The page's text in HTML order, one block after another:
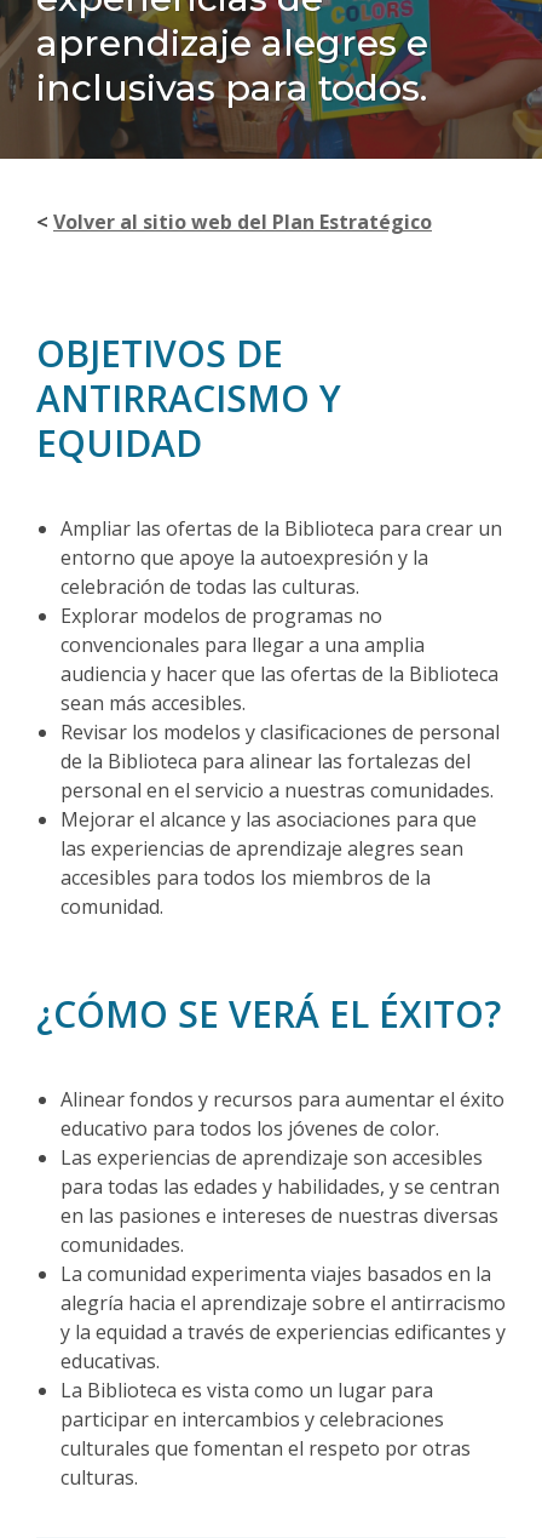
aprendizaje alegres e
inclusivas para todos.
< Volver al sitio web del Plan Estratégico
OBJETIVOS DE
ANTIRRACISMO Y
EQUIDAD
Ampliar las ofertas de la Biblioteca para crear un
entorno que apoye la autoexpresión y la
celebración de todas las culturas.
Explorar modelos de programas no
convencionales para llegar a una amplia
audiencia y hacer que las ofertas de la Biblioteca
sean más accesibles.
Revisar los modelos y clasificaciones de personal
de la Biblioteca para alinear las fortalezas del
personal en el servicio a nuestras comunidades.
Mejorar el alcance y las asociaciones para que
las experiencias de aprendizaje alegres sean
accesibles para todos los miembros de la
comunidad.
¿CÓMO SE VERÁ EL ÉXITO?
Alinear fondos y recursos para aumentar el éxito
educativo para todos los jóvenes de color.
Las experiencias de aprendizaje son accesibles
para todas las edades y habilidades, y se centran
en las pasiones e intereses de nuestras diversas
comunidades.
La comunidad experimenta viajes basados en la
alegría hacia el aprendizaje sobre el antirracismo
y la equidad a través de experiencias edificantes y
educativas.
La Biblioteca es vista como un lugar para
participar en intercambios y celebraciones
culturales que fomentan el respeto por otras
culturas.